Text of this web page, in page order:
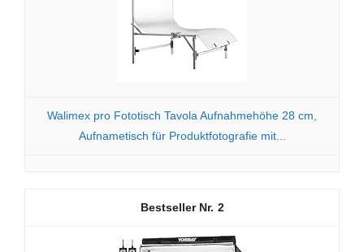
Walimex pro Fototisch Tavola Aufnahmehöhe 28 cm,
Aufnametisch für Produktfotografie mit...
2